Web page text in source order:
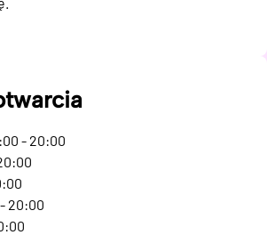
- 20:00
20:00